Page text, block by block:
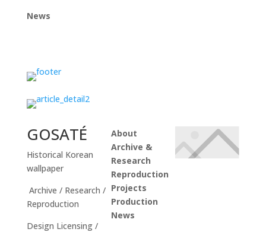
News
GOSATÉ
Historical Korean
wallpaper
Archive / Research /
Reproduction
Design Licensing /
About
Archive &
Research
Reproduction
Projects
Production
News